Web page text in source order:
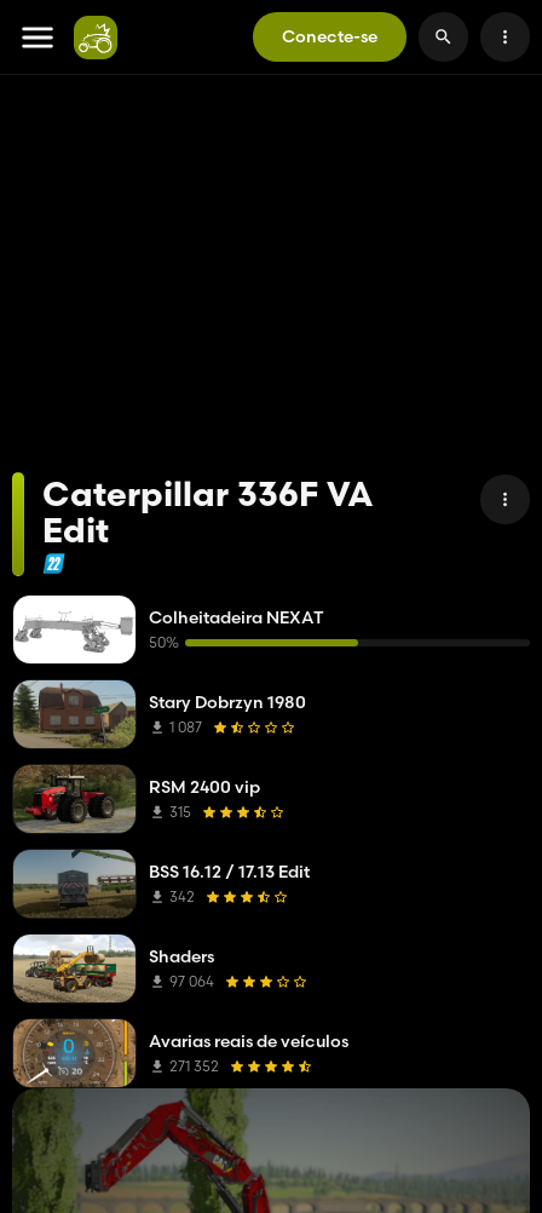
Conecte-se
Caterpillar 336F VA
Edit
Colheitadeira NEXAT
50%
Stary Dobrzyn 1980
1 087
RSM 2400 vip
315
BSS 16.12 / 17.13 Edit
342
Shaders
97 064
Avarias reais de veículos
271 352